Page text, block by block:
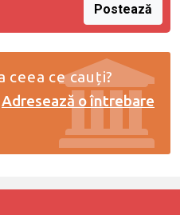
Postează
ceea ce cauți?
Adresează o întrebare